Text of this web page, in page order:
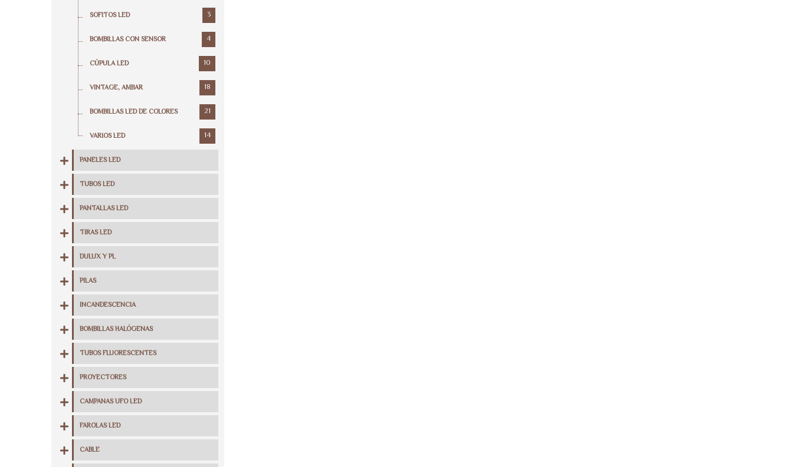
SOFITOS LED 3
BOMBILLAS CON SENSOR 4
CÚPULA LED 10
VINTAGE, AMBAR 18
BOMBILLAS LED DE COLORES 21
VARIOS LED 14
PANELES LED
TUBOS LED
PANTALLAS LED
TIRAS LED
DULUX Y PL
PILAS
INCANDESCENCIA
BOMBILLAS HALÓGENAS
TUBOS FLUORESCENTES
PROYECTORES
CAMPANAS UFO LED
FAROLAS LED
CABLE